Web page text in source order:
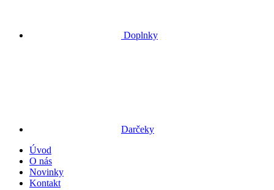
Doplnky
Darčeky
Úvod
O nás
Novinky
Kontakt